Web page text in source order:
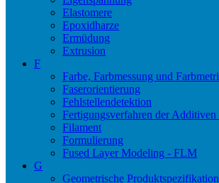
Elastomere
Epoxidharze
Ermüdung
Extrusion
F
Farbe, Farbmessung und
Faserorientierung
Fehlstellendetektion
Fertigungsverfahren der Additiven
Filament
Formulierung
Fused Layer Modeling - FLM
G
Geometrische Produktspezifikation